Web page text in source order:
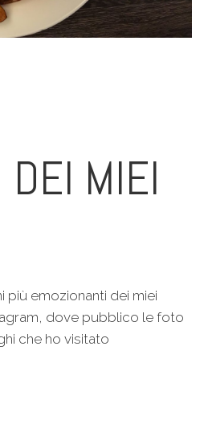
DEI MIEI
più emozionanti dei miei
dove pubblico le foto
che ho visitato